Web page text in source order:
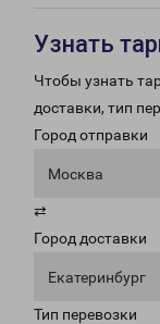
Узнать
Чтобы узнать
доставки, тип
Город отправки
Москва
⇄
Город доставки
Екатеринбург
Тип перевозки